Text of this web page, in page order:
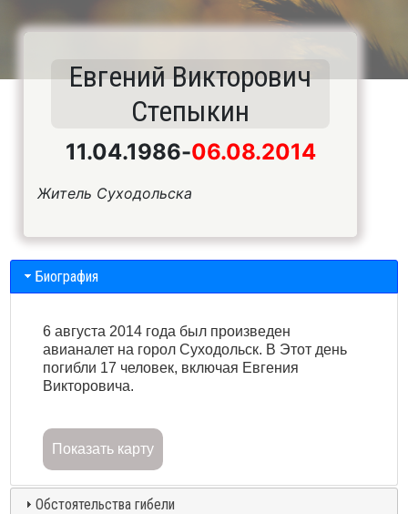
Евгений Викторович
Степыкин
11.04.1986-06.08.2014
Житель Суходольска
Биография
6 августа 2014 года был произведен
авианалет на горол Суходольск. В Этот день
погибли 17 человек, включая Евгения
Викторовича.
Показать карту
Обстоятельства гибели